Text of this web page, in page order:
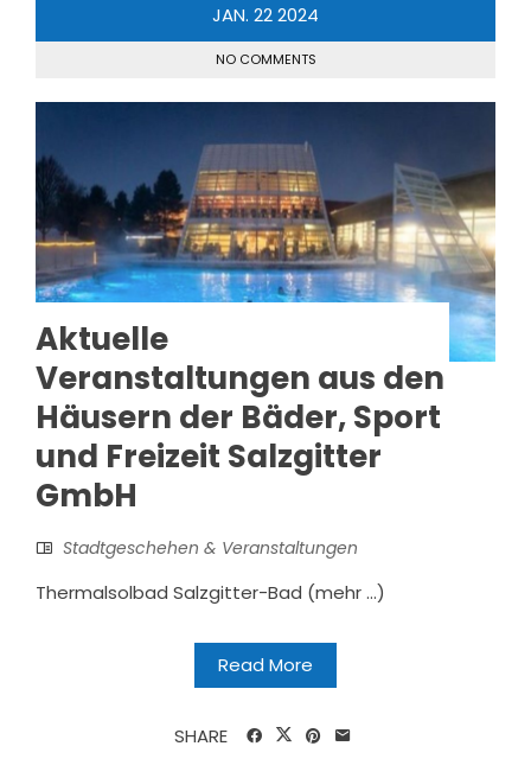
JAN. 222024
NO COMMENTS
Aktuelle
Veranstaltungen aus den
Häusern der Bäder, Sport
und Freizeit Salzgitter
GmbH
Stadtgeschehen & Veranstaltungen
Thermalsolbad Salzgitter-Bad (mehr …)
Read More
SHARE